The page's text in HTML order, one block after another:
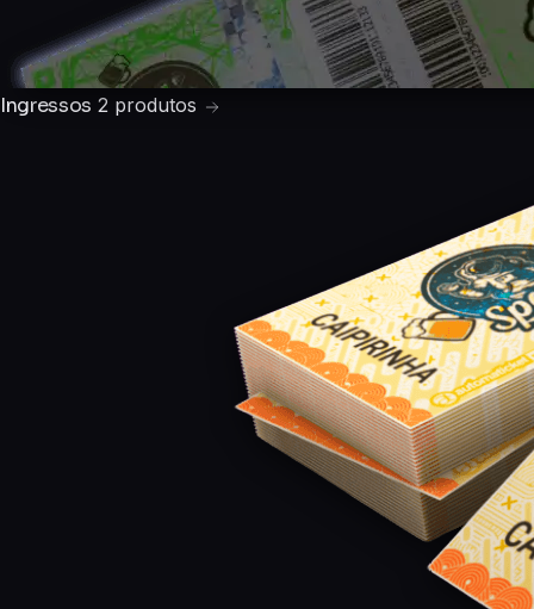
Ingressos 2 produtos